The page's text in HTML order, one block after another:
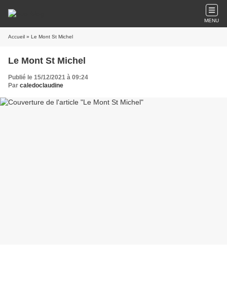
MENU
Accueil » Le Mont St Michel
Le Mont St Michel
Publié le 15/12/2021 à 09:24
Par caledoclaudine